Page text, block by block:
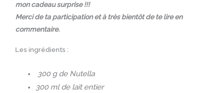
mon cadeau surprise !!!
Merci de ta participation et à très bientôt de te lire en
commentaire.
Les ingrédients :
300 g de Nutella
300 ml de lait entier